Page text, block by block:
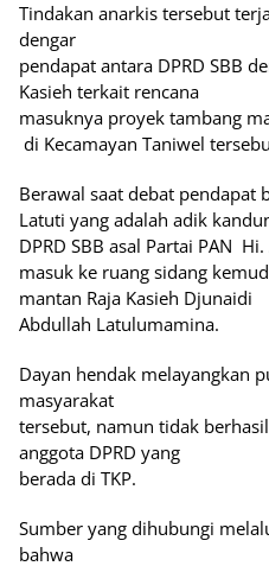
Tindakan anarkis tersebut
dengar
pendapat antara DPRD SBB
Kasieh terkait rencana
masuknya proyek tambang
di Kecamayan Taniwel
Berawal saat debat pendapat
Latuti yang adalah adik
DPRD SBB asal Partai PAN
masuk ke ruang sidang
mantan Raja Kasieh Djunaidi
Abdullah Latulumamina.
Dayan hendak melayangkan
masyarakat
tersebut, namun tidak
anggota DPRD yang
berada di TKP.
Sumber yang dihubungi
bahwa